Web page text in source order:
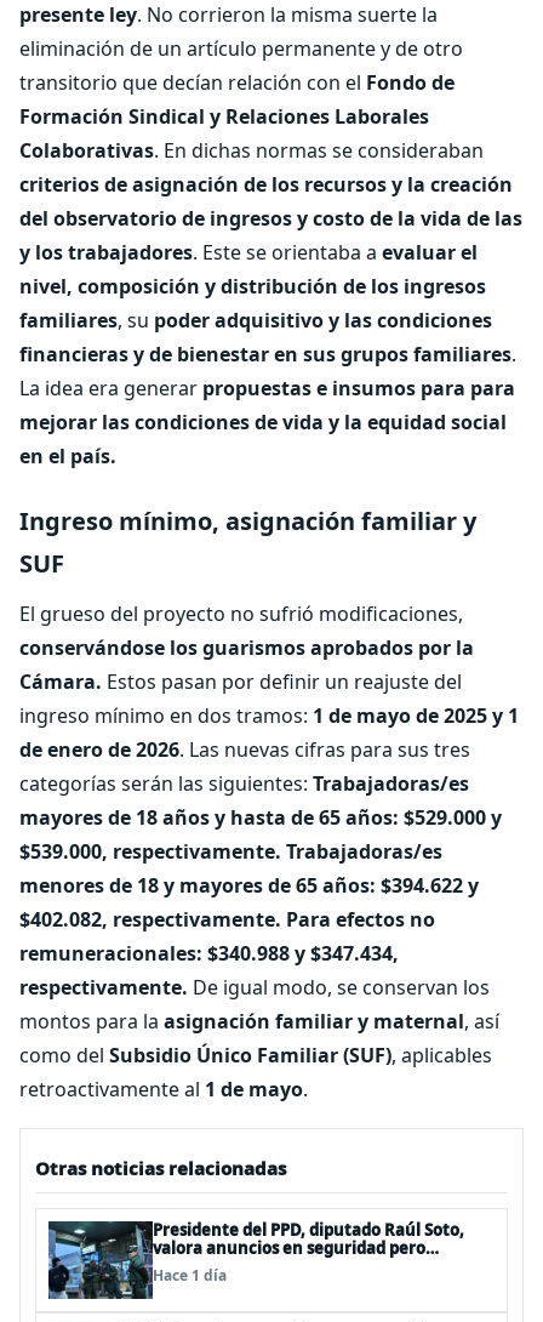
presente ley. No corrieron la misma suerte la
eliminación de un artículo permanente y de otro
transitorio que decían relación con el Fondo de
Formación Sindical y Relaciones Laborales
Colaborativas. En dichas normas se consideraban
criterios de asignación de los recursos y la creación
del observatorio de ingresos y costo de la vida de las
y los trabajadores. Este se orientaba a evaluar el
nivel, composición y distribución de los ingresos
familiares, su poder adquisitivo y las condiciones
financieras y de bienestar en sus grupos familiares.
La idea era generar propuestas e insumos para para
mejorar las condiciones de vida y la equidad social
en el país.
Ingreso mínimo, asignación familiar y
SUF
El grueso del proyecto no sufrió modificaciones,
conservándose los guarismos aprobados por la
Cámara. Estos pasan por definir un reajuste del
ingreso mínimo en dos tramos: 1 de mayo de 2025 y 1
de enero de 2026. Las nuevas cifras para sus tres
categorías serán las siguientes: Trabajadoras/es
mayores de 18 años y hasta de 65 años: $529.000 y
$539.000, respectivamente. Trabajadoras/es
menores de 18 y mayores de 65 años: $394.622 y
$402.082, respectivamente. Para efectos no
remuneracionales: $340.988 y $347.434,
respectivamente. De igual modo, se conservan los
montos para la asignación familiar y maternal, así
como del Subsidio Único Familiar (SUF), aplicables
retroactivamente al 1 de mayo.
Otras noticias relacionadas
Presidente del PPD, diputado Raúl Soto,
valora anuncios en seguridad pero
advierte ausencia clave: alzamiento del
secreto bancario
Hace 1 día